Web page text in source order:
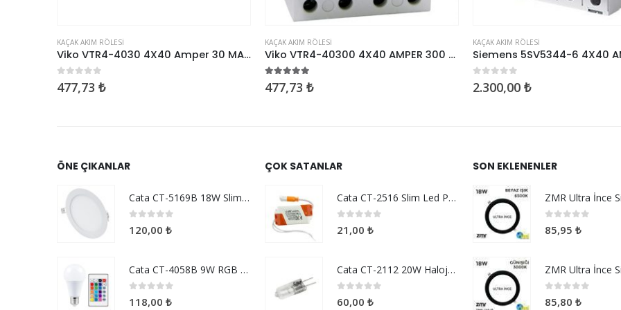
KAÇAK AKIM RÖLESI
Viko VTR4-4030 4X40 Amper 30 MA Kaçak Akım Rölesi
05 üzerinden
477,73 ₺
KAÇAK AKIM RÖLESI
Viko VTR4-40300 4X40 AMPER 300 MA YANGIN KORUMA
5.00 5 üzerinden
477,73 ₺
KAÇAK AKIM RÖLESI
0 5 üzerinden
2.300,00 ₺
ÖNE ÇIKANLAR
Cata CT-5169B 18W Slim Panel Beyaz
120,00 ₺
Cata CT-4058B 9W RGB Uzaktan Kumandalı Led Ampul Beyaz Işık
118,00 ₺
ÇOK SATANLAR
Cata CT-2516 Slim Led Panel Driver 9-18w
21,00 ₺
Cata CT-2112 20W Halojen G4 Duylu Ampul
60,00 ₺
SON EKLENENLER
85,95 ₺
85,80 ₺